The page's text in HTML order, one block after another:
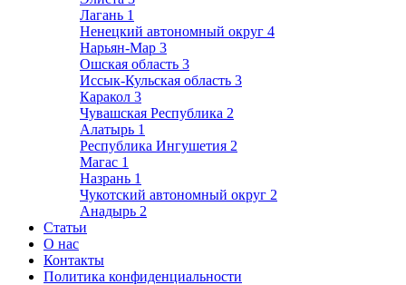
Лагань 1
Ненецкий автономный округ 4
Нарьян-Мар 3
Ошская область 3
Иссык-Кульская область 3
Каракол 3
Чувашская Республика 2
Алатырь 1
Республика Ингушетия 2
Магас 1
Назрань 1
Чукотский автономный округ 2
Анадырь 2
Статьи
О нас
Контакты
Политика конфиденциальности